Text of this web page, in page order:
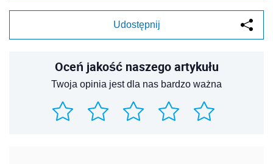
Udostępnij
Oceń jakość naszego artykułu
Twoja opinia jest dla nas bardzo ważna